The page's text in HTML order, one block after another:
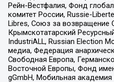
Рейн-Вестфалия, Фонд
комитет России, Russie-
Libres, Союз за возвращение
Крымскотатарский
IndustriALL, Russian Election
медиа, Федерация
Свободная Европа,
Восточной Европы, Фонд
gGmbH, Мобильная